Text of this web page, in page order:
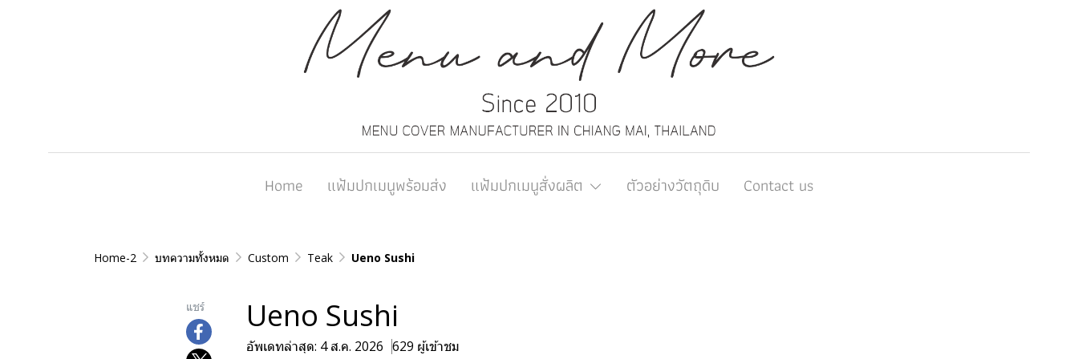
Home แฟ้มปกเมนูพร้อมส่ง แฟ้มปกเมนูสั่งผลิต ตัวอย่างวัตถุดิบ Contact us
Home-2 บทความทั้งหมด Custom Teak Ueno Sushi
แชร์ Ueno Sushi
อัพเดทล่าสุด: 4 ส.ค. 2026 629 ผู้เข้าชม